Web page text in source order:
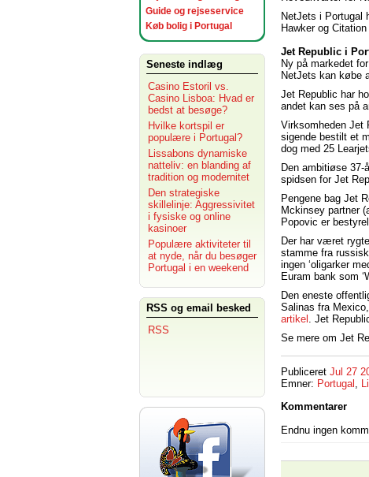
Guide og rejseservice
Køb bolig i Portugal
Seneste indlæg
Casino Estoril vs.
Casino Lisboa: Hvad er
bedst at besøge?
Hvilke kortspil er
populære i Portugal?
Lissabons dynamiske
natteliv: en blanding af
tradition og modernitet
Den strategiske
skillelinje: Aggressivitet
i fysiske og online
kasinoer
Populære aktiviteter til
at nyde, når du besøger
Portugal i en weekend
RSS og email besked
RSS
NetJets i Portugal
Hawker og
Jet Republic i
Ny på markedet
NetJets kan købe
Jet Republic har
andet kan ses på
Virksomheden Jet
sigende bestilt et
dog med 25
Den ambitiøse
spidsen for Jet
Pengene bag Jet
Mckinsey partner
Popovic er
Der har været
stamme fra
ingen ‘oligarker
Euram bank som
Den eneste
Salinas fra
artikel . Jet
Se mere om Jet
Publiceret Jul 27
Emner: Portugal ,
Kommentarer
Endnu ingen